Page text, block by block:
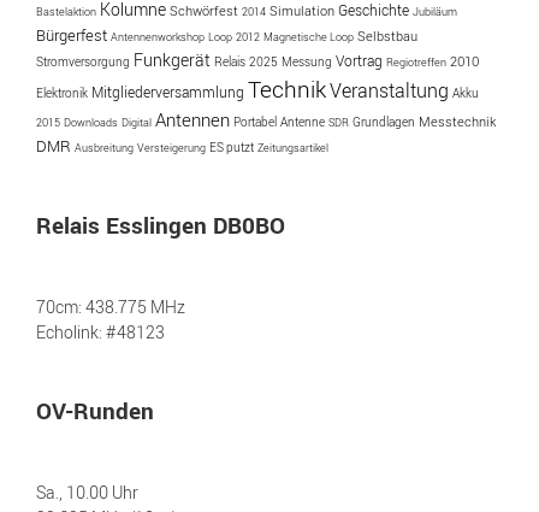
Bastelaktion Kolumne Schwörfest 2014 Simulation Geschichte Jubiläum
Bürgerfest Antennenworkshop Loop 2012 Magnetische Loop Selbstbau
Stromversorgung Funkgerät Relais 2025 Messung Vortrag Regiotreffen 2010
Elektronik Mitgliederversammlung TechnikVeranstaltung Akku
2015 Downloads Digital Antennen Portabel Antenne SDR Grundlagen Messtechnik
DMR Ausbreitung Versteigerung ES putzt Zeitungsartikel
Relais Esslingen DB0BO
70cm: 438.775 MHz
Echolink: #48123
OV-Runden
Sa., 10.00 Uhr